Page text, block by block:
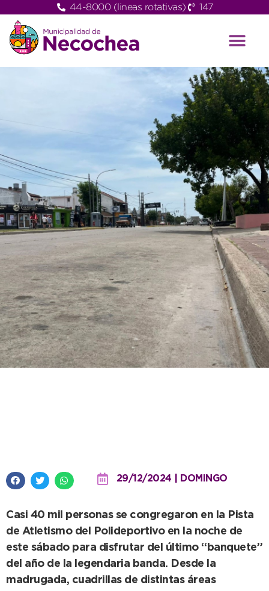
44-8000 (lineas rotativas) 147
29/12/2024 | DOMINGO
Casi 40 mil personas se congregaron en la Pista
de Atletismo del Polideportivo en la noche de
este sábado para disfrutar del último “banquete”
del año de la legendaria banda. Desde la
madrugada, cuadrillas de distintas áreas